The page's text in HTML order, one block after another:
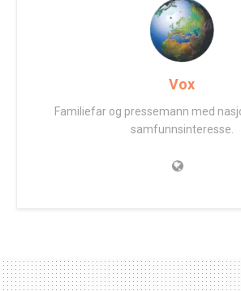
Vox
Familiefar og pressemann med
samfunnsinteresse.